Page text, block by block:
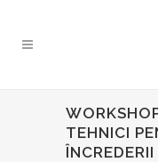
TEHNICI